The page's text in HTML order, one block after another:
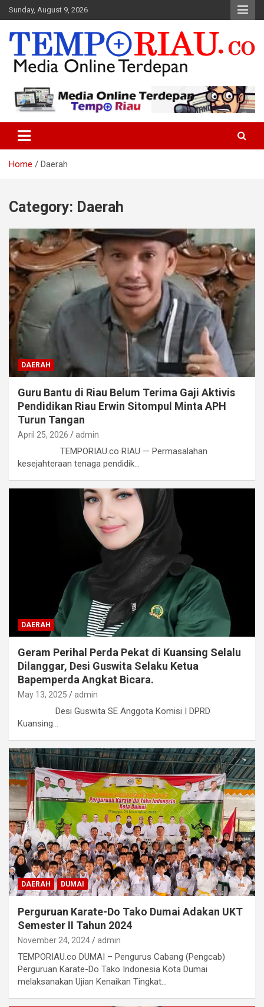
Skip
to
content
Sunday, August 9, 2026
Tempo Riau
Home Daerah
Category: Daerah
DAERAH
Guru Bantu di Riau Belum Terima Gaji Aktivis
Pendidikan Riau Erwin Sitompul Minta APH
Turun Tangan
April 25, 2026 admin
TEMPORIAU.co RIAU — Permasalahan
kesejahteraan tenaga pendidik…
DAERAH
Geram Perihal Perda Pekat di Kuansing Selalu
Dilanggar, Desi Guswita Selaku Ketua
Bapemperda Angkat Bicara.
May 13, 2025 admin
Desi Guswita SE Anggota Komisi I DPRD
Kuansing…
DAERAH DUMAI
Perguruan Karate-Do Tako Dumai Adakan UKT
Semester II Tahun 2024
November 24, 2024 admin
TEMPORIAU.co DUMAI – Pengurus Cabang (Pengcab)
Perguruan Karate-Do Tako Indonesia Kota Dumai
melaksanakan Ujian Kenaikan Tingkat…